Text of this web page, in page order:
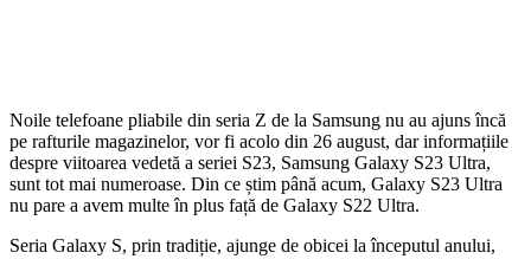
Noile telefoane pliabile din seria Z de la Samsung nu au ajuns încă
pe rafturile magazinelor, vor fi acolo din 26 august, dar informațiile
despre viitoarea vedetă a seriei S23, Samsung Galaxy S23 Ultra,
sunt tot mai numeroase. Din ce știm până acum, Galaxy S23 Ultra
nu pare a avem multe în plus față de Galaxy S22 Ultra.
Seria Galaxy S, prin tradiție, ajunge de obicei la începutul anului,